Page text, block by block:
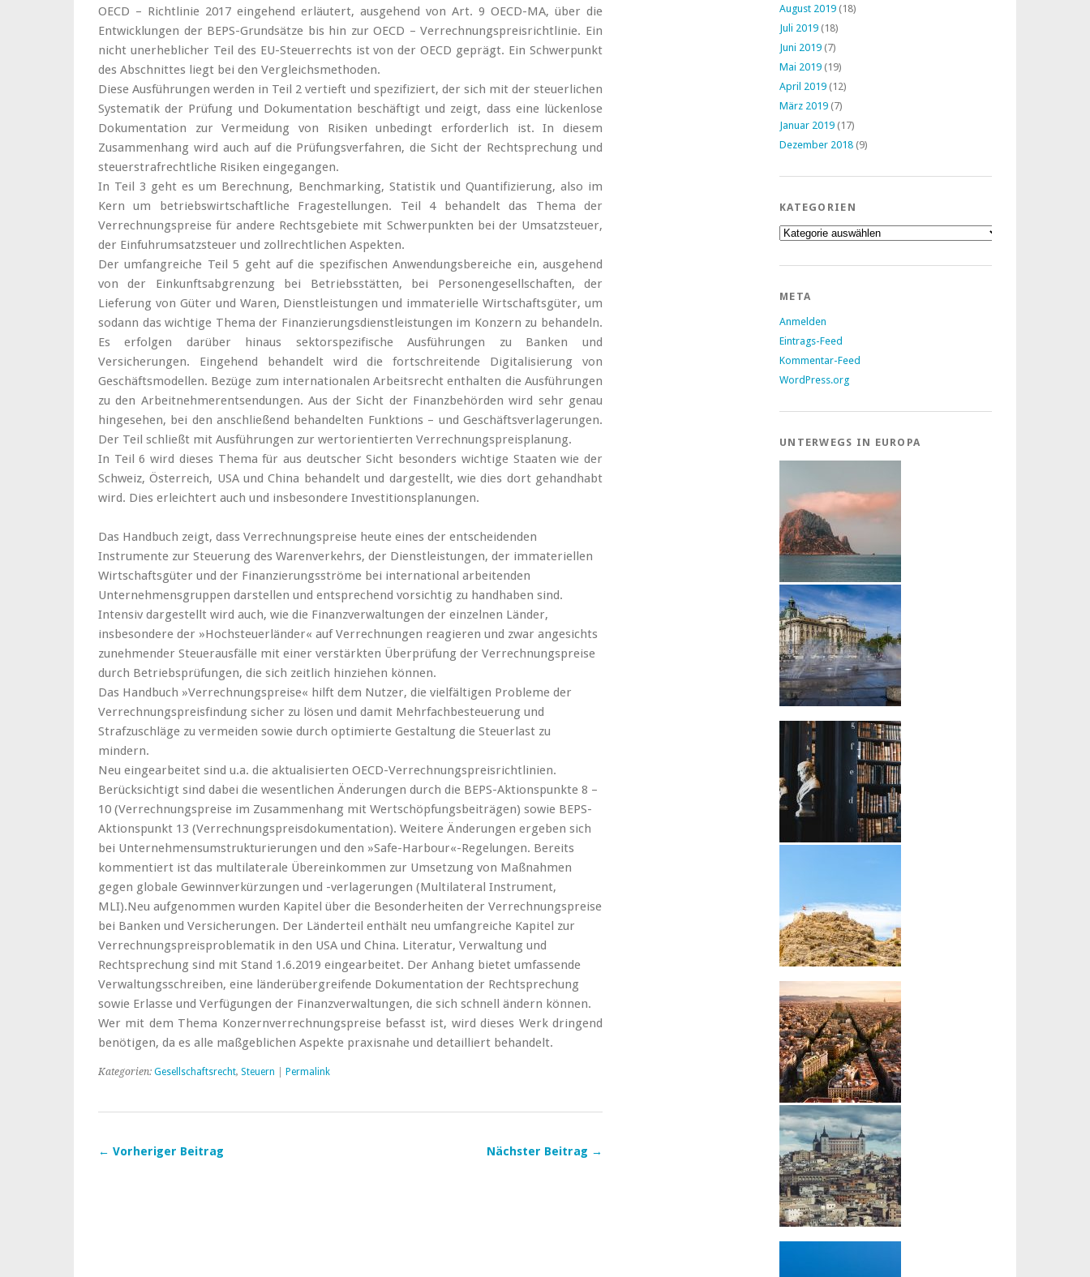
OECD – Richtlinie 2017 eingehend erläutert, ausgehend von Art. 9 OECD-MA, über die
Entwicklungen der BEPS-Grundsätze bis hin zur OECD – Verrechnungspreisrichtlinie. Ein
nicht unerheblicher Teil des EU-Steuerrechts ist von der OECD geprägt. Ein Schwerpunkt
des Abschnittes liegt bei den Vergleichsmethoden.
Diese Ausführungen werden in Teil 2 vertieft und spezifiziert, der sich mit der steuerlichen
Systematik der Prüfung und Dokumentation beschäftigt und zeigt, dass eine lückenlose
Dokumentation zur Vermeidung von Risiken unbedingt erforderlich ist. In diesem
Zusammenhang wird auch auf die Prüfungsverfahren, die Sicht der Rechtsprechung und
steuerstrafrechtliche Risiken eingegangen.
In Teil 3 geht es um Berechnung, Benchmarking, Statistik und Quantifizierung, also im
Kern um betriebswirtschaftliche Fragestellungen. Teil 4 behandelt das Thema der
Verrechnungspreise für andere Rechtsgebiete mit Schwerpunkten bei der Umsatzsteuer,
der Einfuhrumsatzsteuer und zollrechtlichen Aspekten.
Der umfangreiche Teil 5 geht auf die spezifischen Anwendungsbereiche ein, ausgehend
von der Einkunftsabgrenzung bei Betriebsstätten, bei Personengesellschaften, der
Lieferung von Güter und Waren, Dienstleistungen und immaterielle Wirtschaftsgüter, um
sodann das wichtige Thema der Finanzierungsdienstleistungen im Konzern zu behandeln.
Es erfolgen darüber hinaus sektorspezifische Ausführungen zu Banken und
Versicherungen. Eingehend behandelt wird die fortschreitende Digitalisierung von
Geschäftsmodellen. Bezüge zum internationalen Arbeitsrecht enthalten die Ausführungen
zu den Arbeitnehmerentsendungen. Aus der Sicht der Finanzbehörden wird sehr genau
hingesehen, bei den anschließend behandelten Funktions – und Geschäftsverlagerungen.
Der Teil schließt mit Ausführungen zur wertorientierten Verrechnungspreisplanung.
In Teil 6 wird dieses Thema für aus deutscher Sicht besonders wichtige Staaten wie der
Schweiz, Österreich, USA und China behandelt und dargestellt, wie dies dort gehandhabt
wird. Dies erleichtert auch und insbesondere Investitionsplanungen.
Das Handbuch zeigt, dass Verrechnungspreise heute eines der entscheidenden
Instrumente zur Steuerung des Warenverkehrs, der Dienstleistungen, der immateriellen
Wirtschaftsgüter und der Finanzierungsströme bei international arbeitenden
Unternehmensgruppen darstellen und entsprechend vorsichtig zu handhaben sind.
Intensiv dargestellt wird auch, wie die Finanzverwaltungen der einzelnen Länder,
insbesondere der »Hochsteuerländer« auf Verrechnungen reagieren und zwar angesichts
zunehmender Steuerausfälle mit einer verstärkten Überprüfung der Verrechnungspreise
durch Betriebsprüfungen, die sich zeitlich hinziehen können.
Das Handbuch »Verrechnungspreise« hilft dem Nutzer, die vielfältigen Probleme der
Verrechnungspreisfindung sicher zu lösen und damit Mehrfachbesteuerung und
Strafzuschläge zu vermeiden sowie durch optimierte Gestaltung die Steuerlast zu
mindern.
Neu eingearbeitet sind u.a. die aktualisierten OECD-Verrechnungspreisrichtlinien.
Berücksichtigt sind dabei die wesentlichen Änderungen durch die BEPS-Aktionspunkte 8 –
10 (Verrechnungspreise im Zusammenhang mit Wertschöpfungsbeiträgen) sowie BEPS-
Aktionspunkt 13 (Verrechnungspreisdokumentation). Weitere Änderungen ergeben sich
bei Unternehmensumstrukturierungen und den »Safe-Harbour«-Regelungen. Bereits
kommentiert ist das multilaterale Übereinkommen zur Umsetzung von Maßnahmen
gegen globale Gewinnverkürzungen und -verlagerungen (Multilateral Instrument,
MLI).Neu aufgenommen wurden Kapitel über die Besonderheiten der Verrechnungspreise
bei Banken und Versicherungen. Der Länderteil enthält neu umfangreiche Kapitel zur
Verrechnungspreisproblematik in den USA und China. Literatur, Verwaltung und
Rechtsprechung sind mit Stand 1.6.2019 eingearbeitet. Der Anhang bietet umfassende
Verwaltungsschreiben, eine länderübergreifende Dokumentation der Rechtsprechung
sowie Erlasse und Verfügungen der Finanzverwaltungen, die sich schnell ändern können.
Wer mit dem Thema Konzernverrechnungspreise befasst ist, wird dieses Werk dringend
benötigen, da es alle maßgeblichen Aspekte praxisnahe und detailliert behandelt.
Kategorien: Gesellschaftsrecht, Steuern Permalink
← Vorheriger Beitrag Nächster Beitrag →
August 2019 (18)
Juli 2019 (18)
Juni 2019 (7)
Mai 2019 (19)
April 2019 (12)
März 2019 (7)
Januar 2019 (17)
Dezember 2018 (9)
KATEGORIEN
Kategorien
META
Anmelden
Eintrags-Feed
Kommentar-Feed
WordPress.org
UNTERWEGS IN EUROPA